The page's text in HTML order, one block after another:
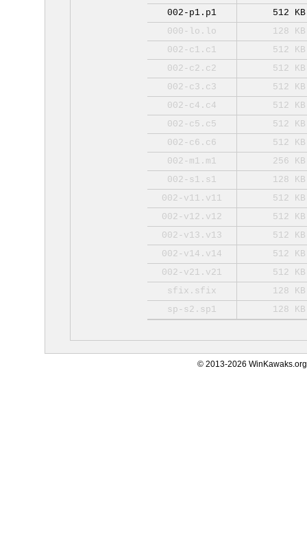
002-p1.p1
512 KB
000-lo.lo
128 KB
002-c1.c1
512 KB
002-c2.c2
512 KB
002-c3.c3
512 KB
002-c4.c4
512 KB
002-c5.c5
512 KB
002-c6.c6
512 KB
002-m1.m1
256 KB
002-s1.s1
128 KB
002-v11.v11
512 KB
002-v12.v12
512 KB
002-v13.v13
512 KB
002-v14.v14
512 KB
002-v21.v21
512 KB
sfix.sfix
128 KB
sp-s2.sp1
128 KB
© 2013-2026